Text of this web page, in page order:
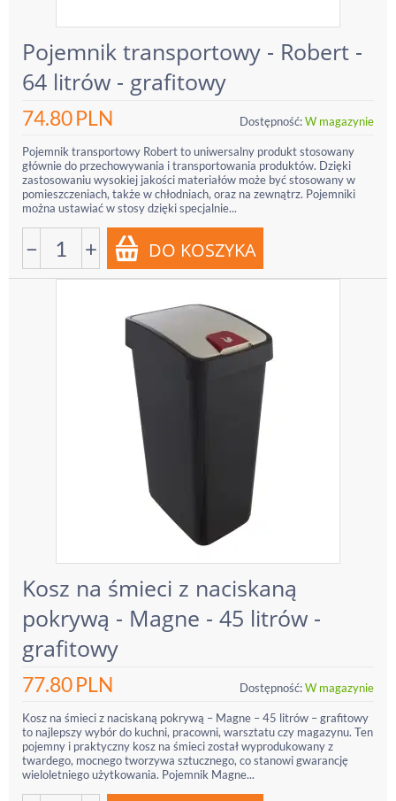
Pojemnik transportowy - Robert -
64 litrów - grafitowy
74.80PLN Dostępność:W magazynie
Pojemnik transportowy Robert to uniwersalny produkt stosowany
głównie do przechowywania i transportowania produktów. Dzięki
zastosowaniu wysokiej jakości materiałów może być stosowany w
pomieszczeniach, także w chłodniach, oraz na zewnątrz. Pojemniki
można ustawiać w stosy dzięki specjalnie...
− +
Kosz na śmieci z naciskaną
pokrywą - Magne - 45 litrów -
grafitowy
77.80PLN Dostępność:W magazynie
Kosz na śmieci z naciskaną pokrywą – Magne – 45 litrów – grafitowy
to najlepszy wybór do kuchni, pracowni, warsztatu czy magazynu. Ten
pojemny i praktyczny kosz na śmieci został wyprodukowany z
twardego, mocnego tworzywa sztucznego, co stanowi gwarancję
wieloletniego użytkowania. Pojemnik Magne...